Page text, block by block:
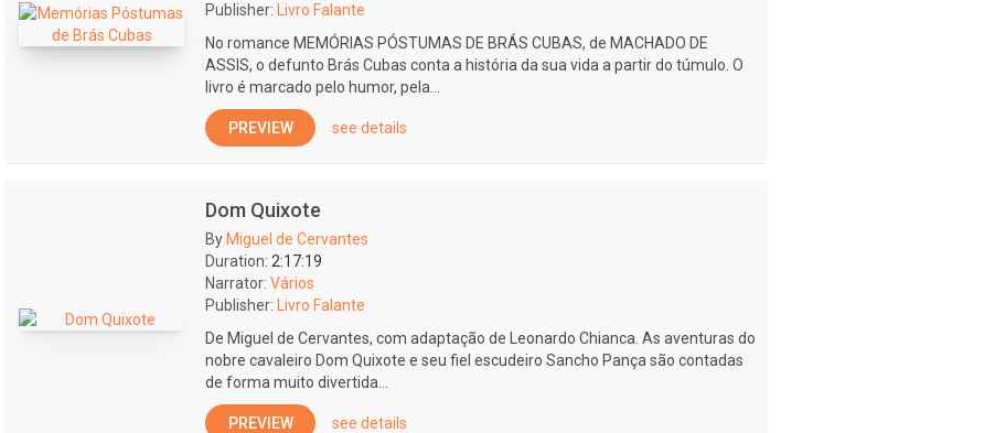
Publisher:
Livro Falante
No romance MEMÓRIAS PÓSTUMAS DE BRÁS CUBAS, de MACHADO DE
ASSIS, o defunto Brás Cubas conta a história da sua vida a partir do túmulo. O
livro é marcado pelo humor, pela...
PREVIEW see details
Dom Quixote
By Miguel de Cervantes
Duration: 2:17:19
Narrator: Vários
Publisher:
Livro Falante
De Miguel de Cervantes, com adaptação de Leonardo Chianca. As aventuras do
nobre cavaleiro Dom Quixote e seu fiel escudeiro Sancho Pança são contadas
de forma muito divertida...
PREVIEW see details